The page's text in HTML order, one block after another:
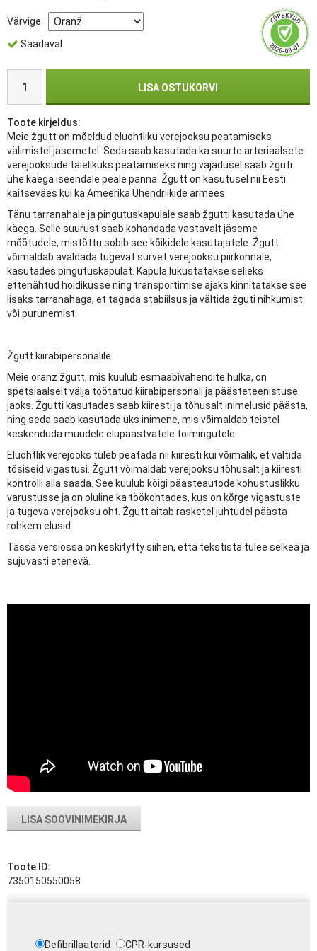
Värvige
Saadaval
LISA OSTUKORVI
Toote kirjeldus:
Meie žgutt on mõeldud eluohtliku verejooksu peatamiseks
välimistel jäsemetel. Seda saab kasutada ka suurte arteriaalsete
verejooksude täielikuks peatamiseks ning vajadusel saab žguti
ühe käega iseendale peale panna. Žgutt on kasutusel nii Eesti
kaitseväes kui ka Ameerika Ühendriikide armees.
Tänu tarranahale ja pingutuskapulale saab žgutti kasutada ühe
käega. Selle suurust saab kohandada vastavalt jäseme
mõõtudele, mistõttu sobib see kõikidele kasutajatele. Žgutt
võimaldab avaldada tugevat survet verejooksu piirkonnale,
kasutades pingutuskapulat. Kapula lukustatakse selleks
ettenähtud hoidikusse ning transportimise ajaks kinnitatakse see
lisaks tarranahaga, et tagada stabiilsus ja vältida žguti nihkumist
või purunemist.
Žgutt kiirabipersonalile
Meie oranz žgutt, mis kuulub esmaabivahendite hulka, on
spetsiaalselt välja töötatud kiirabipersonali ja päästeteenistuse
jaoks. Žgutti kasutades saab kiiresti ja tõhusalt inimelusid päästa,
ning seda saab kasutada üks inimene, mis võimaldab teistel
keskenduda muudele elupäästvatele toimingutele.
Eluohtlik verejooks tuleb peatada nii kiiresti kui võimalik, et vältida
tõsiseid vigastusi. Žgutt võimaldab verejooksu tõhusalt ja kiiresti
kontrolli alla saada. See kuulub kõigi päästeautode kohustuslikku
varustusse ja on oluline ka töökohtades, kus on kõrge vigastuste
ja tugeva verejooksu oht. Žgutt aitab rasketel juhtudel päästa
rohkem elusid.
Tässä versiossa on keskitytty siihen, että tekstistä tulee selkeä ja
sujuvasti etenevä.
LISA SOOVINIMEKIRJA
Toote ID:
7350150550058
Defibrillaatorid
CPR-kursused